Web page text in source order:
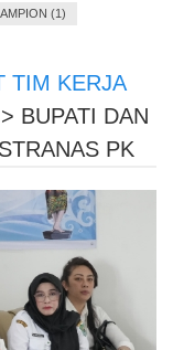
(1)
TIM KERJA
> BUPATI DAN
PK